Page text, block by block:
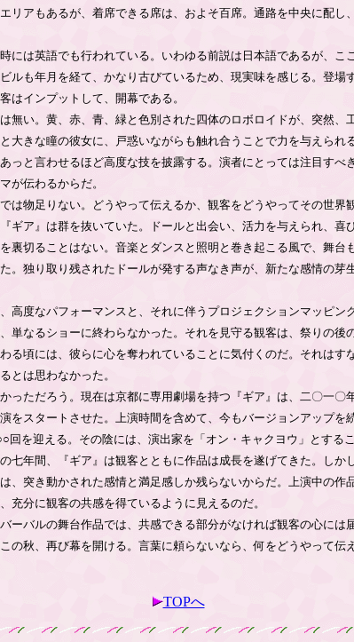
リアもあるが、着席できる席は、およそ百席。通路を中央に配し
には英語でも行われている。いわゆる前説は日本語であるが、こ
ルも年月を経て、かなり古びているため、現実味を感じる。登場
はインプットして、開幕である。
い。黄、赤、青、緑と色別された四体のロボロイドが、突然、
大きな瞳の彼女に、戸惑いながらも触れ合うことで力を与えられ
っと言わせるほど高度な技を披露する。演者にとっては注目すべ
が伝わるからだ。
は物足りない。どうやって伝えるか、観客をどうやってその世界
ギア』は群を抜いていた。ドールと出会い、活力を与えられ、喜
裏切ることはない。音楽とダンスと照明と巻き起こる風で、舞台
。独り取り残されたドールが発する声なき声が、新たな感情の芽
高度なパフォーマンスと、それに伴うプロジェクションマッピン
単なるショーに終わらなかった。それを見守る観客は、祭りの後
る頃には、彼らに心を奪われていることに気付くのだ。それはす
とは思わなかった。
っただろう。現在は京都に専用劇場を持つ『ギア』は、二〇一〇
をスタートさせた。上演時間を含めて、今もバージョンアップを
回を迎える。その陰には、演出家を「オン・キャクヨウ」とする
七年間、『ギア』は観客とともに作品は成長を遂げてきた。しか
、突き動かされた感情と満足感しか残らないからだ。上演中の
充分に観客の共感を得ているように見えるのだ。
ーバルの舞台作品では、共感できる部分がなければ観客の心には
の秋、再び幕を開ける。言葉に頼らないなら、何をどうやって伝
TOPへ